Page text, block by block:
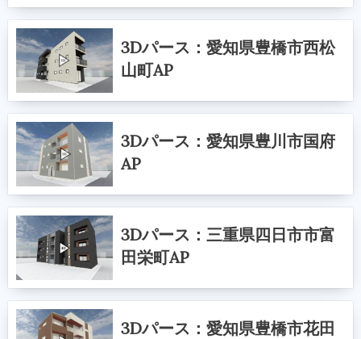
3Dパース：愛知県豊橋市西松
山町AP
3Dパース：愛知県豊川市国府
AP
3Dパース：三重県四日市市富
田栄町AP
3Dパース：愛知県豊橋市花田